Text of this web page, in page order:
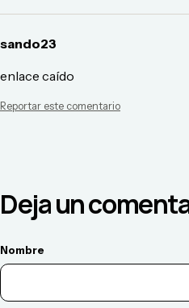
sando23
enlace caído
Reportar este comentario
Deja un
Nombre